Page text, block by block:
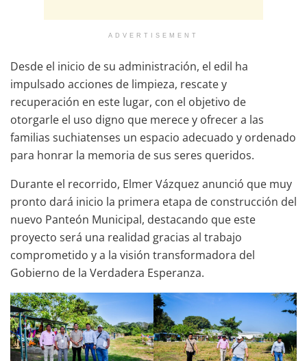
ADVERTISEMENT
Desde el inicio de su administración, el edil ha
impulsado acciones de limpieza, rescate y
recuperación en este lugar, con el objetivo de
otorgarle el uso digno que merece y ofrecer a las
familias suchiatenses un espacio adecuado y ordenado
para honrar la memoria de sus seres queridos.
Durante el recorrido, Elmer Vázquez anunció que muy
pronto dará inicio la primera etapa de construcción del
nuevo Panteón Municipal, destacando que este
proyecto será una realidad gracias al trabajo
comprometido y a la visión transformadora del
Gobierno de la Verdadera Esperanza.